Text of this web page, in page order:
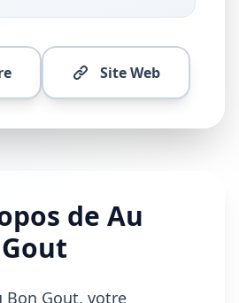
Site Web
de Au
Bon Gout, votre